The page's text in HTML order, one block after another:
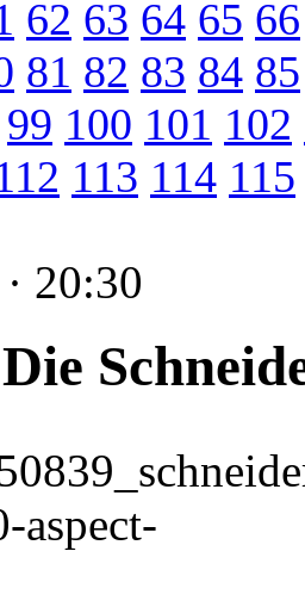
62 63 64 65 66
81 82 83 84 85
99 100 101 102
113 114 115
20:30